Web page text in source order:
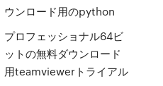
ウンロード用のpython
プロフェッショナル64ビ
ットの無料ダウンロード
用teamviewerトライアル